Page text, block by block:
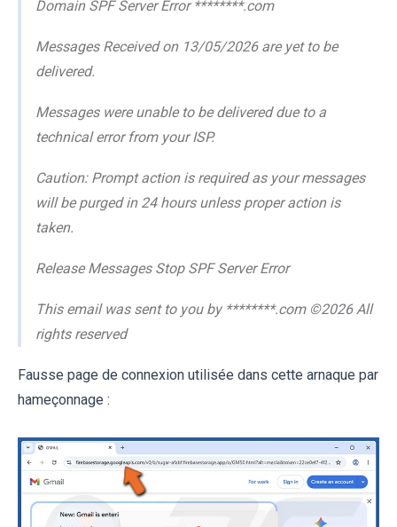
Domain SPF Server Error ********.com
Messages Received on 13/05/2026 are yet to be
delivered.
Messages were unable to be delivered due to a
technical error from your ISP.
Caution: Prompt action is required as your messages
will be purged in 24 hours unless proper action is
taken.
Release Messages Stop SPF Server Error
This email was sent to you by ********.com ©2026 All
rights reserved
Fausse page de connexion utilisée dans cette arnaque par
hameçonnage :